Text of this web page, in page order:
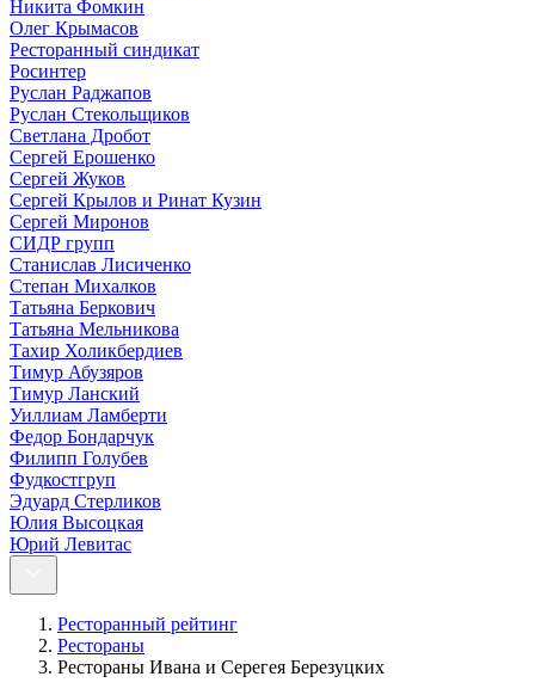
Никита Фомкин
Олег Крымасов
Ресторанный синдикат
Росинтер
Руслан Раджапов
Руслан Стекольщиков
Светлана Дробот
Сергей Ерошенко
Сергей Жуков
Сергей Крылов и Ринат Кузин
Сергей Миронов
СИДР групп
Станислав Лисиченко
Степан Михалков
Татьяна Беркович
Татьяна Мельникова
Тахир Холикбердиев
Тимур Абузяров
Тимур Ланский
Уиллиам Ламберти
Федор Бондарчук
Филипп Голубев
Фудкостгруп
Эдуард Стерликов
Юлия Высоцкая
Юрий Левитас
Ресторанный рейтинг
Рестораны
Рестораны Ивана и Серегея Березуцких